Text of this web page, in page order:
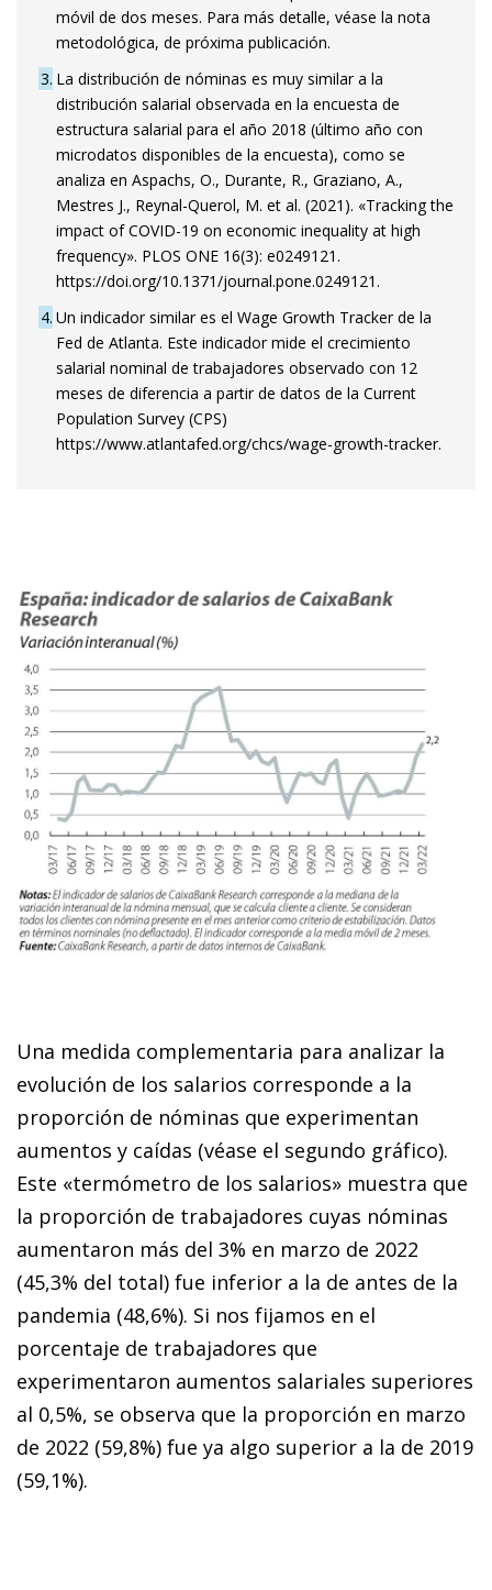
móvil de dos meses. Para más detalle, véase la nota
metodológica, de próxima publicación.
3 La distribución de nóminas es muy similar a la
distribución salarial observada en la encuesta de
estructura salarial para el año 2018 (último año con
microdatos disponibles de la encuesta), como se
analiza en Aspachs, O., Durante, R., Graziano, A.,
Mestres J., Reynal-Querol, M. et al. (2021). «Tracking the
impact of COVID-19 on economic inequality at high
frequency». PLOS ONE 16(3): e0249121.
https://doi.org/10.1371/journal.pone.0249121.
4 Un indicador similar es el Wage Growth Tracker de la
Fed de Atlanta. Este indicador mide el crecimiento
salarial nominal de trabajadores observado con 12
meses de diferencia a partir de datos de la Current
Population Survey (CPS)
https://www.atlantafed.org/chcs/wage-growth-tracker.
Una medida complementaria para analizar la
evolución de los salarios corresponde a la
proporción de nóminas que experimentan
aumentos y caídas (véase el segundo gráfico).
Este «termómetro de los salarios» muestra que
la proporción de trabajadores cuyas nóminas
aumentaron más del 3% en marzo de 2022
(45,3% del total) fue inferior a la de antes de la
pandemia (48,6%). Si nos fijamos en el
porcentaje de trabajadores que
experimentaron aumentos salariales superiores
al 0,5%, se observa que la proporción en marzo
de 2022 (59,8%) fue ya algo superior a la de 2019
(59,1%).